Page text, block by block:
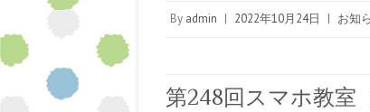
By admin | 2022年10月24日 | お知
第248回スマホ教室